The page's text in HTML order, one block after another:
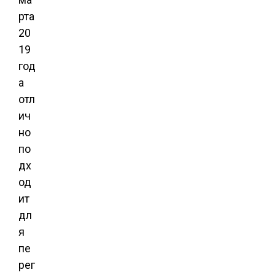
рта
20
19
год
а
отл
ич
но
по
дх
од
ит
дл
я
пе
рег